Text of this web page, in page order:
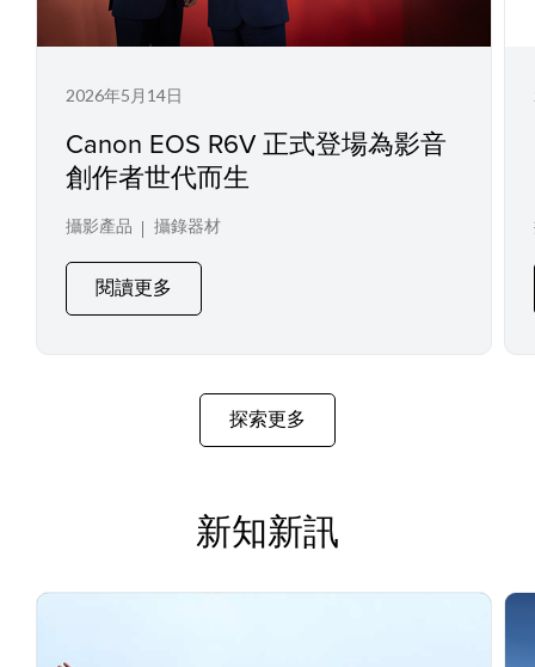
2026年5月14日
Canon EOS R6V 正式登場為影音
創作者世代而生
攝影產品 攝錄器材
閱讀更多
探索更多
新知新訊